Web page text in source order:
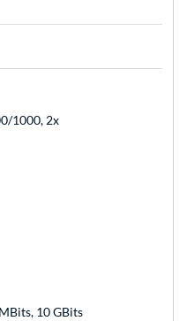
1000, 2x
10 GBits